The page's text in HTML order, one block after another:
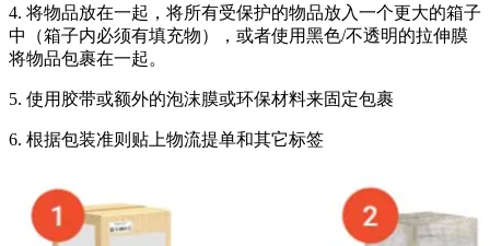
4. 将物品放在一起，将所有受保护的物品放入一个更大的箱子
中（箱子内必须有填充物），或者使用黑色/不透明的拉伸膜
将物品包裹在一起。
5. 使用胶带或额外的泡沫膜或环保材料来固定包裹
6. 根据包装准则贴上物流提单和其它标签